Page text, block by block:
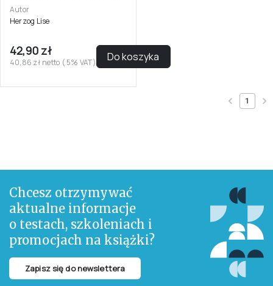
Autor
Herzog Lise
42,90 zł
40,86 zł netto ( 5% VAT) Do koszyka
1
Chcesz otrzymywać
aktualne informacje
o testach, szkoleniach i
promocjach na książki?
Zapisz się do newslettera